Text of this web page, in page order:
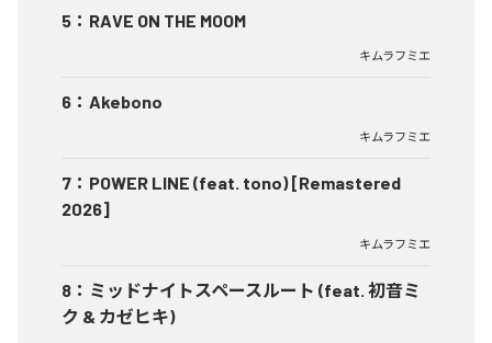
5 ： RAVE ON THE MOOM
キムラフミエ
6 ： Akebono
キムラフミエ
7 ： POWER LINE (feat. tono) [Remastered
2026]
キムラフミエ
8 ： ミッドナイトスペースルート (feat. 初音ミ
ク & カゼヒキ)